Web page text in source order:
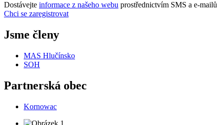
Dostávejte informace z našeho webu prostřednictvím SMS a e-mailů
Chci se zaregistrovat
Jsme členy
MAS Hlučínsko
SOH
Partnerská obec
Kornowac